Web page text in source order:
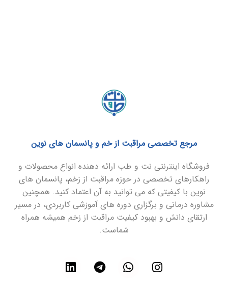
مرجع تخصصی مراقبت از خم و پانسمان های نوین
فروشگاه اینترنتی نت و طب ارائه دهنده انواع محصولات و
راهکارهای تخصصی در حوزه مراقبت از زخم، پانسمان های
نوین با کیفیتی که می توانید به آن اعتماد کنید. همچنین
مشاوره درمانی و برگزاری دوره های آموزشی کاربردی، در مسیر
ارتقای دانش و بهبود کیفیت مراقبت از زخم همیشه همراه
شماست.